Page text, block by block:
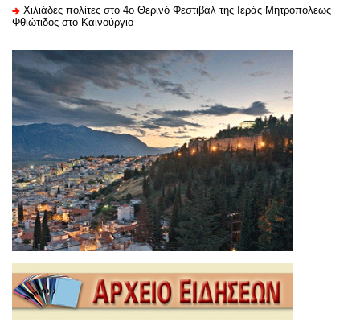
Χιλιάδες πολίτες στο 4ο Θερινό Φεστιβάλ της Ιεράς Μητροπόλεως
Φθιώτιδος στο Καινούργιο